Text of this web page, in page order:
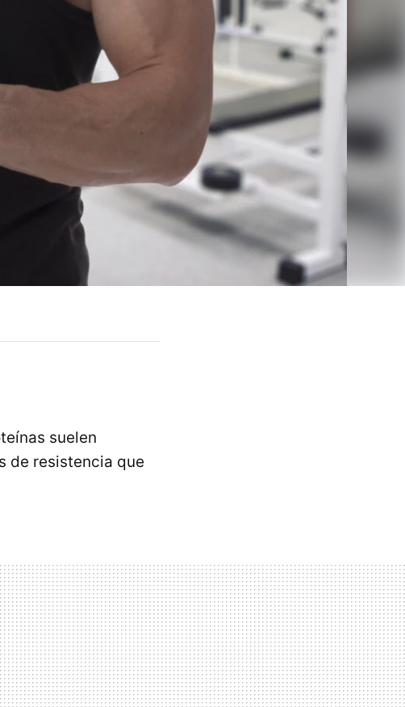
suelen
de resistencia que